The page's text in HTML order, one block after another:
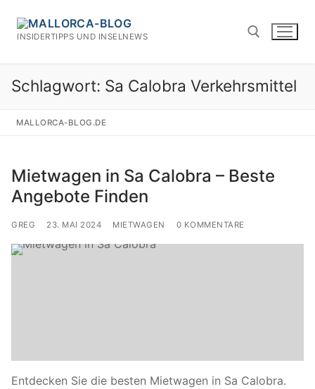
Inhalt
springen
INSIDERTIPPS UND INSELNEWS
Suchen nach:
Schlagwort: Sa Calobra Verkehrsmittel
MALLORCA-BLOG.DE
Mietwagen in Sa Calobra – Beste
Angebote Finden
GREG 23. MAI 2024 MIETWAGEN 0 KOMMENTARE
Entdecken Sie die besten Mietwagen in Sa Calobra.